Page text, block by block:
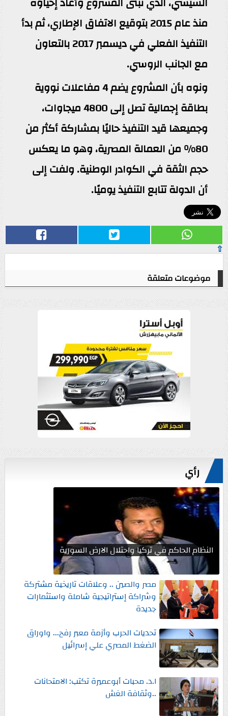
منذ عام 2015 بتوقيع الاتفاق الإطاري، ثم بدأ
التنفيذ الفعلي في ديسمبر 2017 بالتعاون
مع الجانب الروسي.
ونوه بأن المشروع يضم 4 مفاعلات نووية
بطاقة إجمالية تصل إلى 4800 ميجاوات،
وجميعها قيد التنفيذ حاليًا بمشاركة أكثر من
80% من العمالة المصرية، وهو ما يعكس
حجم الثقة في الكوادر الوطنية. ولفت إلى
أن الدولة تتابع التنفيذ يوميًا.
⇧
موضوعات متعلقة
رأي
النظام الحاكم في تركيا واحتلال الارض السورية
مصر والصين .. وعلاقات تاريخية مشتركة
وشراكة إستراتيجية شاملة واستثمارات
جديدة
تحديات الحرب وأزمة معبر رفح... واوراق
الضغط المصري علي إسرائيل
ا.د. محبات أبوعميرة تكتب: الامتحانات
..وثقافة الغش